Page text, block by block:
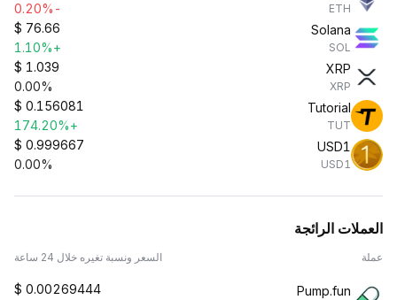
ETH
-0.20%
Solana
SOL
$ 76.66
+1.10%
XRP
XRP
$ 1.039
0.00%
Tutorial
TUT
$ 0.156081
+174.20%
USD1
USD1
$ 0.999667
0.00%
العملات الرائجة
عملة السعر ونسبة تغيره خلال 24 ساعة
Pump.fun
$ 0.00269444